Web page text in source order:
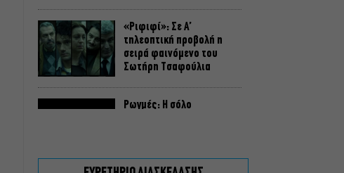
«Ριφιφί»: Σε Α’
τηλεοπτική προβολή η
σειρά φαινόμενο του
Σωτήρη Τσαφούλια
Ρωγμές: Η σόλο
Δημοτικό Θέατρο Πειραιά